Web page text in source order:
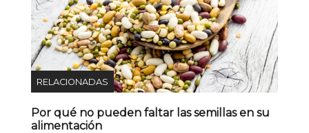
RELACIONADAS
Por qué no pueden faltar las semillas en su
alimentación